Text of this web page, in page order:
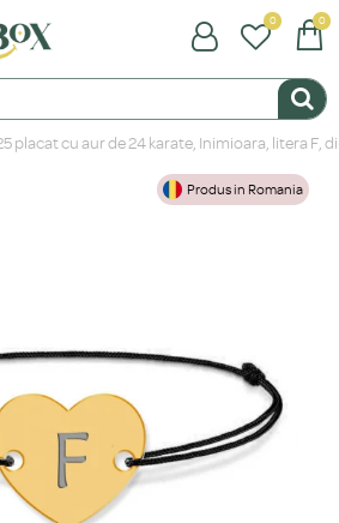
0 0
placat cu aur de 24 karate, Inimioara, litera F,
Produs in Romania